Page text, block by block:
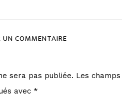
UN COMMENTAIRE
sera pas publiée. Les champs
avec *